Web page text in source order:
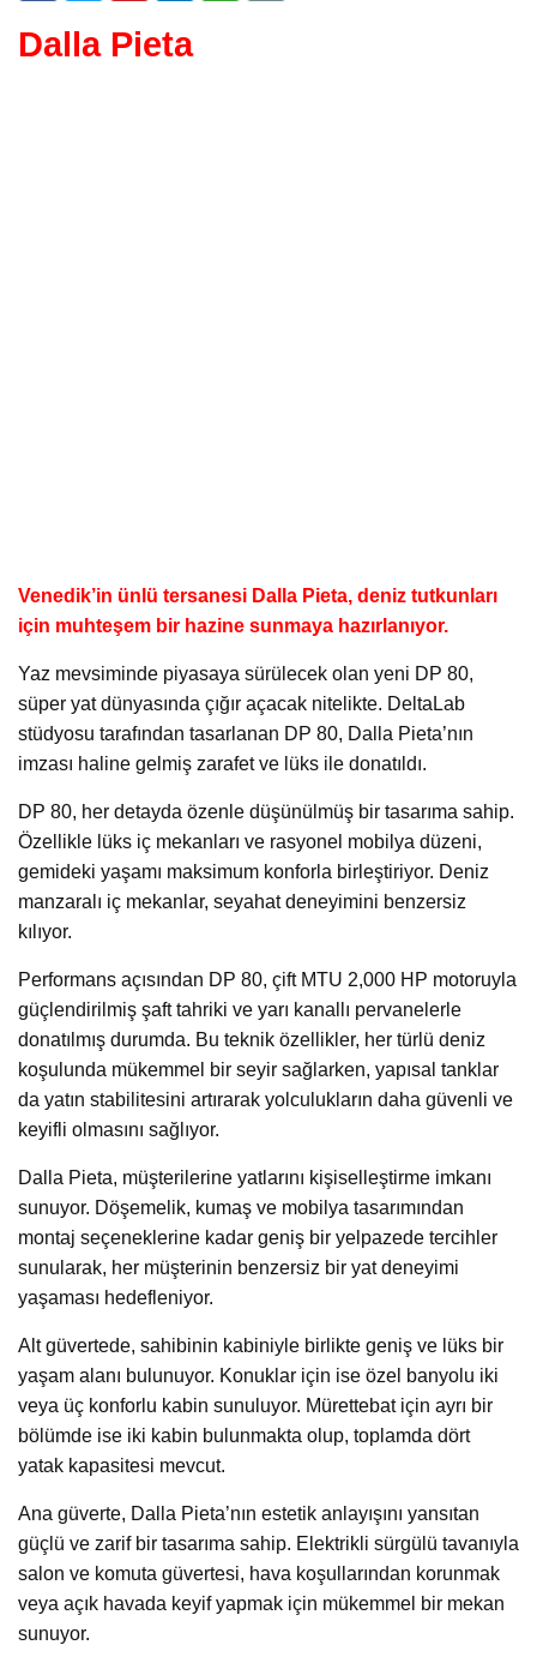
Dalla Pieta
Venedik’in ünlü tersanesi Dalla Pieta, deniz tutkunları
için muhteşem bir hazine sunmaya hazırlanıyor.
Yaz mevsiminde piyasaya sürülecek olan yeni DP 80,
süper yat dünyasında çığır açacak nitelikte. DeltaLab
stüdyosu tarafından tasarlanan DP 80, Dalla Pieta’nın
imzası haline gelmiş zarafet ve lüks ile donatıldı.
DP 80, her detayda özenle düşünülmüş bir tasarıma sahip.
Özellikle lüks iç mekanları ve rasyonel mobilya düzeni,
gemideki yaşamı maksimum konforla birleştiriyor. Deniz
manzaralı iç mekanlar, seyahat deneyimini benzersiz
kılıyor.
Performans açısından DP 80, çift MTU 2,000 HP motoruyla
güçlendirilmiş şaft tahriki ve yarı kanallı pervanelerle
donatılmış durumda. Bu teknik özellikler, her türlü deniz
koşulunda mükemmel bir seyir sağlarken, yapısal tanklar
da yatın stabilitesini artırarak yolculukların daha güvenli ve
keyifli olmasını sağlıyor.
Dalla Pieta, müşterilerine yatlarını kişiselleştirme imkanı
sunuyor. Döşemelik, kumaş ve mobilya tasarımından
montaj seçeneklerine kadar geniş bir yelpazede tercihler
sunularak, her müşterinin benzersiz bir yat deneyimi
yaşaması hedefleniyor.
Alt güvertede, sahibinin kabiniyle birlikte geniş ve lüks bir
yaşam alanı bulunuyor. Konuklar için ise özel banyolu iki
veya üç konforlu kabin sunuluyor. Mürettebat için ayrı bir
bölümde ise iki kabin bulunmakta olup, toplamda dört
yatak kapasitesi mevcut.
Ana güverte, Dalla Pieta’nın estetik anlayışını yansıtan
güçlü ve zarif bir tasarıma sahip. Elektrikli sürgülü tavanıyla
salon ve komuta güvertesi, hava koşullarından korunmak
veya açık havada keyif yapmak için mükemmel bir mekan
sunuyor.